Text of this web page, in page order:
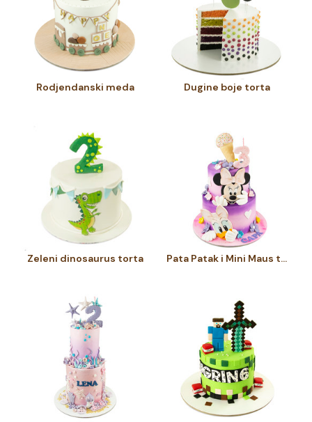
Rodjendanski meda Dugine boje torta
Zeleni dinosaurus torta Pata Patak i Mini Maus torta